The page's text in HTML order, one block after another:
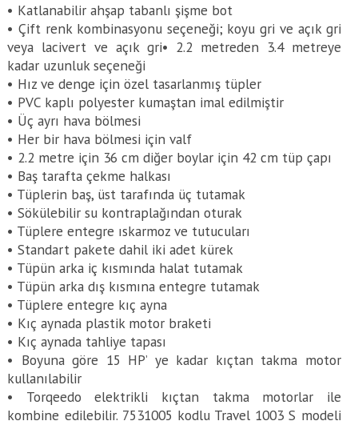
• Katlanabilir ahşap tabanlı şişme bot
• Çift renk kombinasyonu seçeneği; koyu gri ve açık gri
veya lacivert ve açık gri• 2.2 metreden 3.4 metreye
kadar uzunluk seçeneği
• Hız ve denge için özel tasarlanmış tüpler
• PVC kaplı polyester kumaştan imal edilmiştir
• Üç ayrı hava bölmesi
• Her bir hava bölmesi için valf
• 2.2 metre için 36 cm diğer boylar için 42 cm tüp çapı
• Baş tarafta çekme halkası
• Tüplerin baş, üst tarafında üç tutamak
• Sökülebilir su kontraplağından oturak
• Tüplere entegre ıskarmoz ve tutucuları
• Standart pakete dahil iki adet kürek
• Tüpün arka iç kısmında halat tutamak
• Tüpün arka dış kısmına entegre tutamak
• Tüplere entegre kıç ayna
• Kıç aynada plastik motor braketi
• Kıç aynada tahliye tapası
• Boyuna göre 15 HP’ ye kadar kıçtan takma motor
kullanılabilir
• Torqeedo elektrikli kıçtan takma motorlar ile
kombine edilebilir. 7531005 kodlu Travel 1003 S modeli